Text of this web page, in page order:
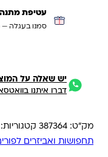
עטיפת מתנה
סמנו בעגלה —
יש שאלה על
דברו איתנו
מק"ט: 387364 קטגוריות:
תחפושות ואביזרים